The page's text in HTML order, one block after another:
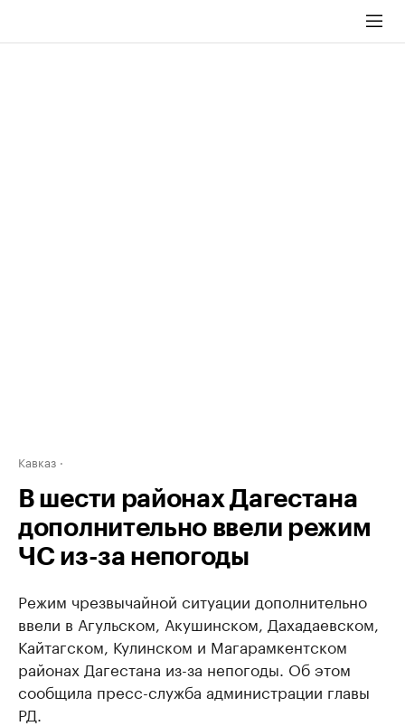
Кавказ
В шести районах Дагестана
дополнительно ввели режим
ЧС из-за непогоды
Режим чрезвычайной ситуации дополнительно
ввели в Агульском, Акушинском, Дахадаевском,
Кайтагском, Кулинском и Магарамкентском
районах Дагестана из-за непогоды. Об этом
сообщила пресс-служба администрации главы
РД.